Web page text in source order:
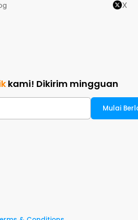
X
kami! Dikirim mingguan
Mulai